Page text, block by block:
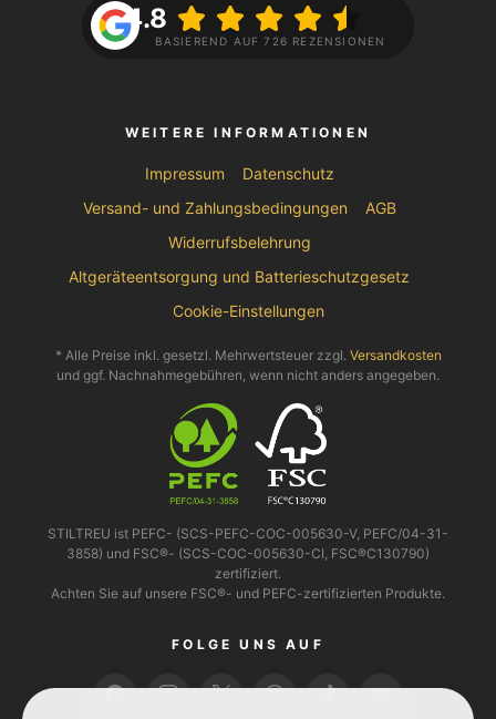
4.8
BASIEREND AUF 726 REZENSIONEN
WEITERE INFORMATIONEN
Impressum
Datenschutz
Versand- und Zahlungsbedingungen
AGB
Widerrufsbelehrung
Altgeräteentsorgung und Batterieschutzgesetz
Cookie-Einstellungen
* Alle Preise inkl. gesetzl. Mehrwertsteuer zzgl. Versandkosten
und ggf. Nachnahmegebühren, wenn nicht anders angegeben.
STILTREU ist PEFC- (SCS-PEFC-COC-005630-V, PEFC/04-31-
3858) und FSC®- (SCS-COC-005630-CI, FSC®C130790)
zertifiziert.
Achten Sie auf unsere FSC®- und PEFC-zertifizierten Produkte.
FOLGE UNS AUF